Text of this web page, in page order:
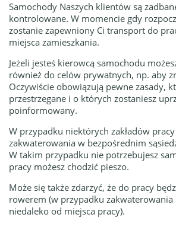
Samochody Naszych klientów są
kontrolowane. W momencie gdy
zostanie zapewniony Ci transport do
miejsca zamieszkania.
Jeżeli jesteś kierowcą samochodu
również do celów prywatnych, np. aby
Oczywiście obowiązują pewne zasady,
przestrzegane i o których zostaniesz
poinformowany.
W przypadku niektórych zakładów
zakwaterowania w bezpośrednim
W takim przypadku nie potrzebujesz
pracy możesz chodzić pieszo.
Może się także zdarzyć, że do pracy
rowerem (w przypadku zakwaterowania
niedaleko od miejsca pracy).